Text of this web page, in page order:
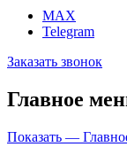
MAX
Telegram
Заказать звонок
Главное
Показать —